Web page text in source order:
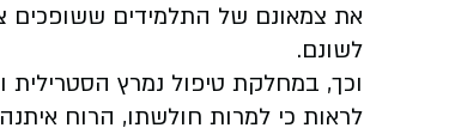
את צמאונם של התלמידים ששופכים
לשונם.
וכך, במחלקת טיפול נמרץ הסטרילית
לראות כי למרות חולשתו, הרוח